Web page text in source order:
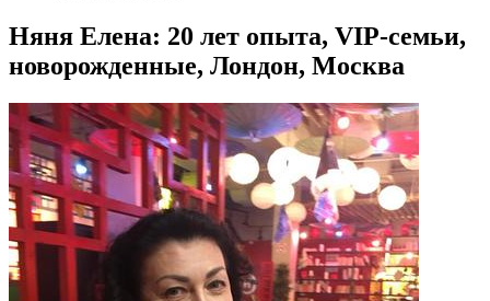
Няня Елена: 20 лет опыта, VIP-семьи,
новорожденные, Лондон, Москва